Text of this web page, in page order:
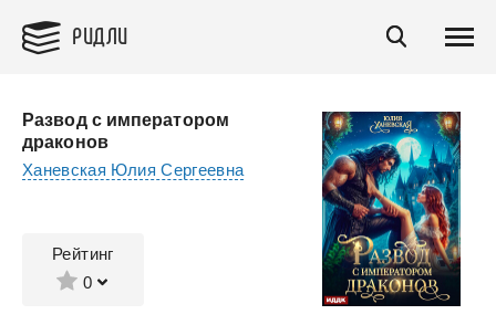
РИДЛИ
Развод с императором
драконов
Ханевская Юлия Сергеевна
Рейтинг
0